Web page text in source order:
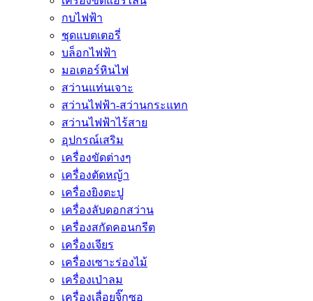
กบไฟฟ้า
ชุดแบตเตอรี่
บล็อกไฟฟ้า
มอเตอร์หินไฟ
สว่านแท่นเจาะ
สว่านไฟฟ้า-สว่านกระแทก
สว่านไฟฟ้าไร้สาย
อุปกรณ์เสริม
เครื่องขัดต่างๆ
เครื่องตัดหญ้า
เครื่องยิงตะปู
เครื่องลับดอกสว่าน
เครื่องสกัดคอนกรีต
เครื่องเจียร
เครื่องเซาะร่องไม้
เครื่องเป่าลม
เครื่องเลื่อยจิ๊กซอ